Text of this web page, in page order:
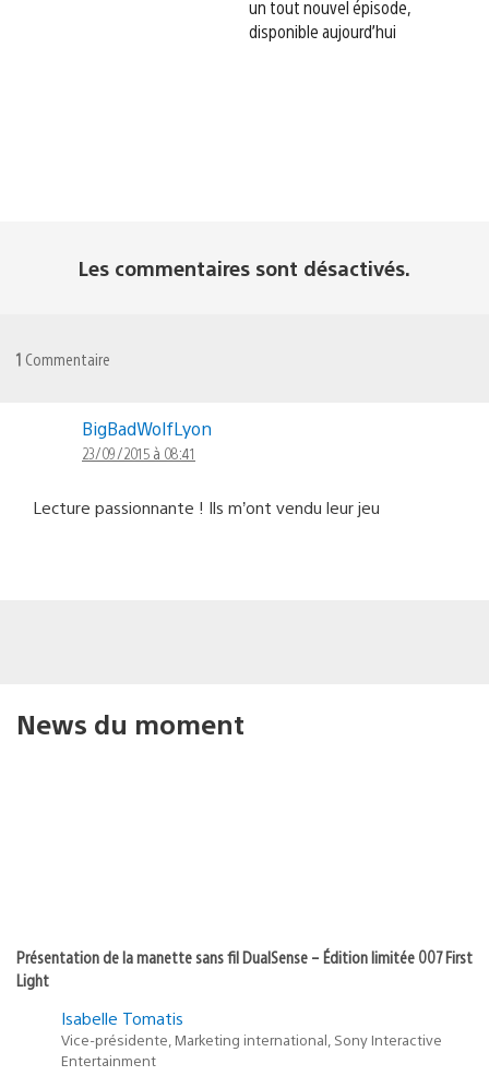
un tout nouvel épisode,
disponible aujourd’hui
Les commentaires sont désactivés.
1 Commentaire
BigBadWolfLyon
23/09/2015 à 08:41
Lecture passionnante ! Ils m’ont vendu leur jeu
News du moment
Présentation de la manette sans fil DualSense – Édition limitée 007 First
Light
Isabelle Tomatis
Vice-présidente, Marketing international, Sony Interactive
Entertainment